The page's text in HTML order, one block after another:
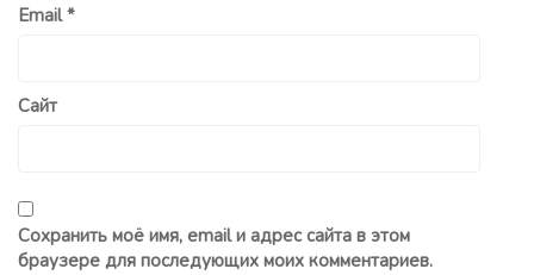
Email*
Сайт
Сохранить моё имя, email и адрес сайта в этом
браузере для последующих моих комментариев.